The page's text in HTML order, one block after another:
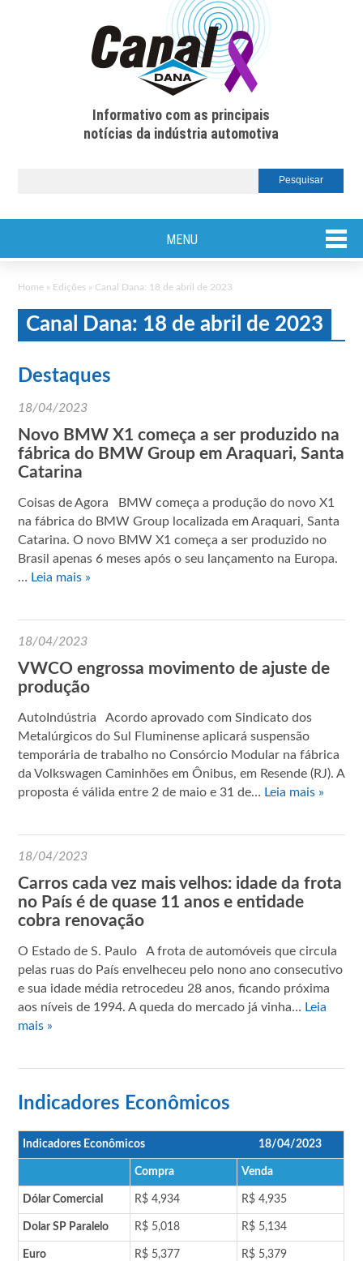
Informativo com as principais
notícias da indústria automotiva
MENU
Home » Edições » Canal Dana: 18 de abril de 2023
Canal Dana: 18 de abril de 2023
Destaques
18/04/2023
Novo BMW X1 começa a ser produzido na
fábrica do BMW Group em Araquari, Santa
Catarina
Coisas de Agora BMW começa a produção do novo X1
na fábrica do BMW Group localizada em Araquari, Santa
Catarina. O novo BMW X1 começa a ser produzido no
Brasil apenas 6 meses após o seu lançamento na Europa.
… Leia mais »
18/04/2023
VWCO engrossa movimento de ajuste de
produção
AutoIndústria Acordo aprovado com Sindicato dos
Metalúrgicos do Sul Fluminense aplicará suspensão
temporária de trabalho no Consórcio Modular na fábrica
da Volkswagen Caminhões em Ônibus, em Resende (RJ). A
proposta é válida entre 2 de maio e 31 de… Leia mais »
18/04/2023
Carros cada vez mais velhos: idade da frota
no País é de quase 11 anos e entidade
cobra renovação
O Estado de S. Paulo A frota de automóveis que circula
pelas ruas do País envelheceu pelo nono ano consecutivo
e sua idade média retrocedeu 28 anos, ficando próxima
aos níveis de 1994. A queda do mercado já vinha… Leia
mais »
Indicadores Econômicos
Indicadores Econômicos 18/04/2023
Compra Venda
Dólar Comercial R$ 4,934 R$ 4,935
Dolar SP Paralelo R$ 5,018 R$ 5,134
Euro R$ 5,377 R$ 5,379